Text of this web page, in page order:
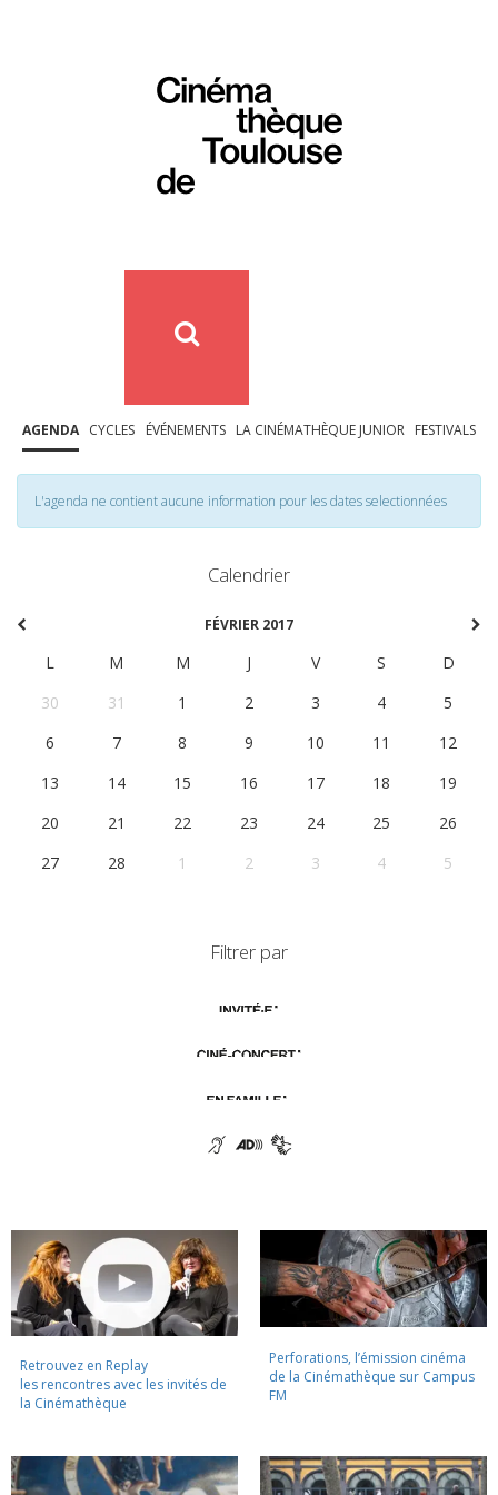
AGENDA CYCLES ÉVÉNEMENTS LA CINÉMATHÈQUE JUNIOR FESTIVALS
L'agenda ne contient aucune information pour les dates selectionnées
Calendrier
FÉVRIER 2017
L M M J V S
D
30
31 1 2 3 4
5
6
7 8 9 10 11
12
13
14 15 16 17 18
19
20
21 22 23 24 25
26
27
28 1 2 3 4 5
Filtrer par
Retrouvez en Replay
les rencontres avec les invités de
la Cinémathèque
Perforations, l’émission cinéma
de la Cinémathèque sur Campus
FM